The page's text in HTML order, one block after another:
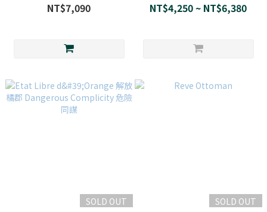
NT$7,090 NT$4,250 ~ NT$6,380
SOLD OUT
SOLD OUT